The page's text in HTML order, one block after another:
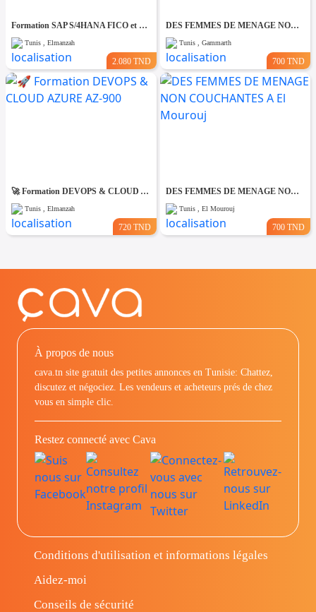
Formation SAP S/4HANA FICO et MM-SD
Tunis , Elmanzah
2.080 TND
DES FEMMES DE MENAGE NON COUCHANTES A Gmmarth
Tunis , Gammarth
700 TND
🚀 Formation DEVOPS & CLOUD AZURE AZ-900
Tunis , Elmanzah
720 TND
DES FEMMES DE MENAGE NON COUCHANTES A El Mourouj
Tunis , El Mourouj
700 TND
À propos de nous
cava.tn site gratuit des petites annonces en Tunisie: Chattez,
discutez et négociez. Les vendeurs et acheteurs prés de chez
vous en simple clic.
Restez connecté avec Cava
Conditions d'utilisation et informations légales
Aidez-moi
Conseils de sécurité